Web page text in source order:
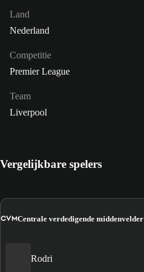
Land
Nederland
Competitie
Premier League
Team
Liverpool
Vergelijkbare spelers
CVMCentrale verdedigende middenvelder
Rodri